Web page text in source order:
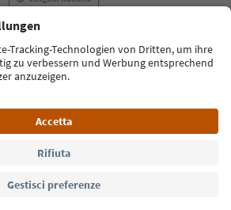
Press MICE
Privacy Policy
Crediti
Cookie Policy
Alto Adige B2B